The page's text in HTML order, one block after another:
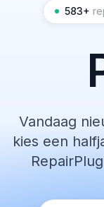
583+
Vandaag
kies een